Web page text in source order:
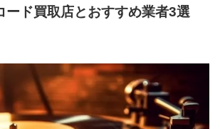
ード買取店とおすすめ業者3選